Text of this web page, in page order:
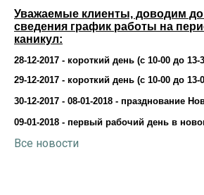
Уважаемые клиенты, доводим
сведения график работы на
каникул:
28-12-2017 - короткий день (с 10-00 до 13-
29-12-2017 - короткий день (с 10-00 до 13-
30-12-2017 - 08-01-2018 - празднование
09-01-2018 - первый рабочий день в
Все новости